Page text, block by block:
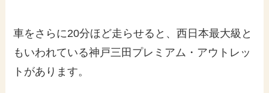
車をさらに20分ほど走らせると、西日本最大級と
もいわれている神戸三田プレミアム・アウトレッ
トがあります。